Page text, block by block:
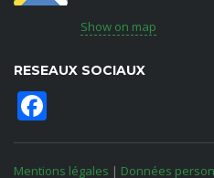
Show on map
RESEAUX SOCIAUX
Mentions légales | Données